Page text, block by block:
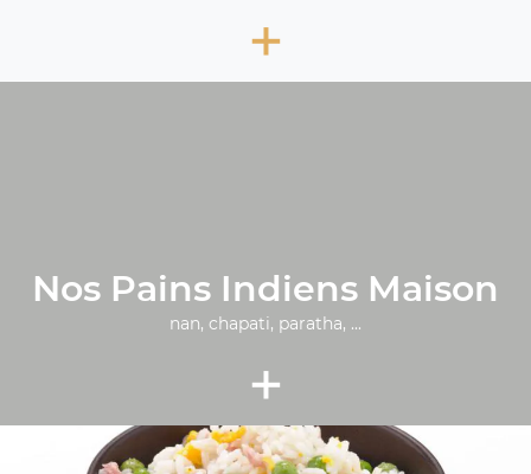
+
Nos Pains Indiens Maison
nan, chapati, paratha, ...
+